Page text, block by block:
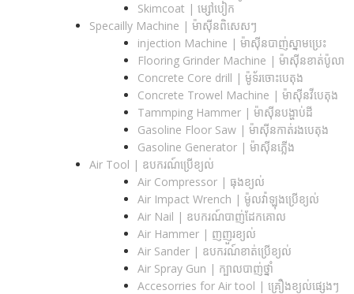
Skimcoat | ម្សៅបៀក
Specailly Machine | ម៉ាស៊ីនពិសេសៗ
injection Machine | ម៉ាស៊ីនបាញ់ស្នាមប្រេះ
Flooring Grinder Machine | ម៉ាស៊ីនខាត់ប៉ូលា
Concrete Core drill | ម៉ូទ័រចោះបេតុង
Concrete Trowel Machine | ម៉ាស៊ីនវីបេតុង
Tammping Hammer | ម៉ាស៊ីនបង្ហាប់ដី
Gasoline Floor Saw | ម៉ាស៊ីនកាត់រងបេតុង
Gasoline Generator | ម៉ាស៊ីនភ្លើង
Air Tool | ឧបករណ៍ប្រើខ្យល់
Air Compressor | ធុងខ្យល់
Air Impact Wrench | ម៉ូលវ៉ាឡុងប្រើខ្យល់
Air Nail | ឧបករណ៍បាញ់ដែកគោល
Air Hammer | ញញួរខ្យល់
Air Sander | ឧបករណ៍ខាត់ប្រើខ្យល់
Air Spray Gun | ក្បាលបាញ់ថ្នាំ
Accesorries for Air tool | គ្រឿងខ្យល់ផ្សេងៗ